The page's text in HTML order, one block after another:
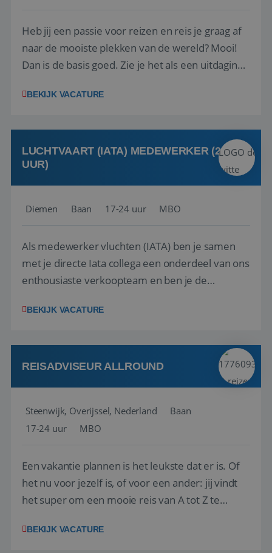
Heb jij een passie voor reizen en reis je graag af
naar de mooiste plekken van de wereld? Mooi!
Dan is de basis goed. Zie je het als een uitdaging
het samenstellen en boeken van de perfecte
deze onderdelen zijn nu samen gevoegd...
BEKIJK VACATURE
LUCHTVAART (IATA) MEDEWERKER (24-32
UUR)
Diemen Baan 17-24 uur MBO
Als medewerker vluchten (IATA) ben je samen
met je directe Iata collega een onderdeel van ons
enthousiaste verkoopteam en ben je de
en tarieven waar je collega’s niet uitkomen.
kwaliteitsbewaking van alles wat met IATA te m...
BEKIJK VACATURE
REISADVISEUR ALLROUND
Steenwijk, Overijssel, Nederland
Baan
17-24 uur
MBO
Een vakantie plannen is het leukste dat er is. Of
het nu voor jezelf is, of voor een ander: jij vindt
het super om een mooie reis van A tot Z te
vakantiegangers de meest prachtige plekjes op
BEKIJK VACATURE